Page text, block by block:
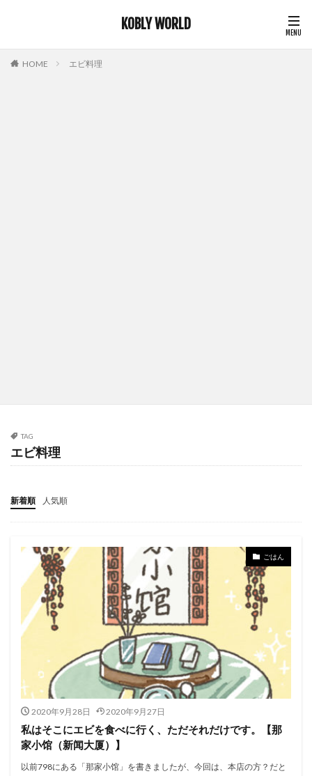
KOBLY WORLD
HOME エビ料理
TAG
エビ料理
新着順 人気順
ごはん
2020年9月28日 2020年9月27日
私はそこにエビを食べに行く、ただそれだけです。【那
家小馆（新闻大厦）】
以前798にある「那家小馆」を書きましたが、今回は、本店の方？だと